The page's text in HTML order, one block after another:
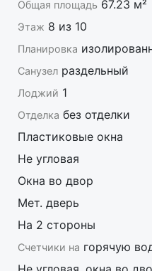
На рынке недвижимости
Мы предлагаем:
- большой выбор
Саратова;
- самые выгодные цены;
условиях;
Наши преимущества:
- за один визит в офис,
ваших сил, времени и
- деятельность компании
Общая площадь 67.23 м²
Этаж 8 из 10
Планировка
Санузел раздельный
Лоджий 1
Отделка без отделки
Пластиковые окна
Не угловая
Окна во двор
Мет. дверь
На 2 стороны
Счетчики на горячую